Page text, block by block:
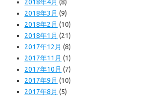
2018年4月 (8)
2018年3月 (9)
2018年2月 (10)
2018年1月 (21)
2017年12月 (8)
2017年11月 (1)
2017年10月 (7)
2017年9月 (10)
2017年8月 (5)